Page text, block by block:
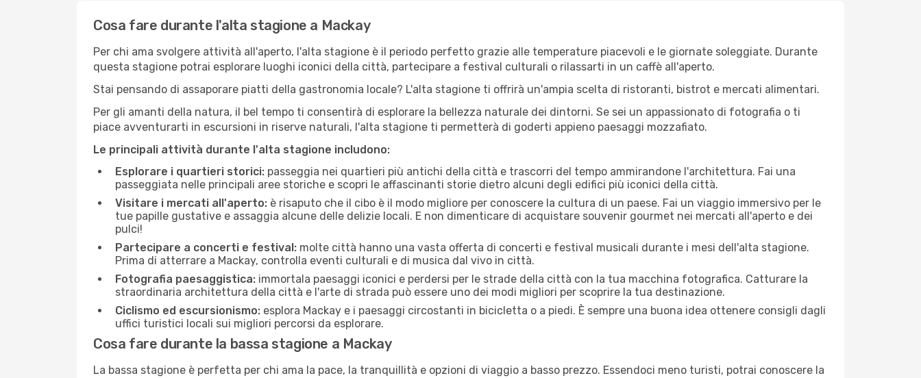
Cosa fare durante l'alta stagione a Mackay
Per chi ama svolgere attività all'aperto, l'alta stagione è il periodo perfetto grazie alle temperature piacevoli e le giornate soleggiate. Durante
questa stagione potrai esplorare luoghi iconici della città, partecipare a festival culturali o rilassarti in un caffè all'aperto.
Stai pensando di assaporare piatti della gastronomia locale? L'alta stagione ti offrirà un'ampia scelta di ristoranti, bistrot e mercati alimentari.
Per gli amanti della natura, il bel tempo ti consentirà di esplorare la bellezza naturale dei dintorni. Se sei un appassionato di fotografia o ti
piace avventurarti in escursioni in riserve naturali, l'alta stagione ti permetterà di goderti appieno paesaggi mozzafiato.
Le principali attività durante l'alta stagione includono:
Esplorare i quartieri storici: passeggia nei quartieri più antichi della città e trascorri del tempo ammirandone l'architettura. Fai una
passeggiata nelle principali aree storiche e scopri le affascinanti storie dietro alcuni degli edifici più iconici della città.
Visitare i mercati all'aperto: è risaputo che il cibo è il modo migliore per conoscere la cultura di un paese. Fai un viaggio immersivo per le
tue papille gustative e assaggia alcune delle delizie locali. E non dimenticare di acquistare souvenir gourmet nei mercati all'aperto e dei
pulci!
Partecipare a concerti e festival: molte città hanno una vasta offerta di concerti e festival musicali durante i mesi dell'alta stagione.
Prima di atterrare a Mackay, controlla eventi culturali e di musica dal vivo in città.
Fotografia paesaggistica: immortala paesaggi iconici e perdersi per le strade della città con la tua macchina fotografica. Catturare la
straordinaria architettura della città e l'arte di strada può essere uno dei modi migliori per scoprire la tua destinazione.
Ciclismo ed escursionismo: esplora Mackay e i paesaggi circostanti in bicicletta o a piedi. È sempre una buona idea ottenere consigli dagli
uffici turistici locali sui migliori percorsi da esplorare.
Cosa fare durante la bassa stagione a Mackay
La bassa stagione è perfetta per chi ama la pace, la tranquillità e opzioni di viaggio a basso prezzo. Essendoci meno turisti, potrai conoscere la